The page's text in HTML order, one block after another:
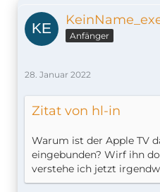
Anfänger
28. Januar 2022
Zitat von hl-in
Warum ist der Apple TV
eingebunden? Wirf ihn
verstehe ich jetzt